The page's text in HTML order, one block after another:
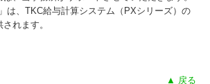
は、TKC給与計算システム（PXシリーズ）の
れます。
▲ 戻る